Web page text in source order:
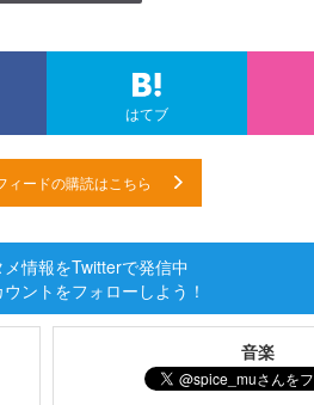
はてブ
ィードの購読はこちら
情報をTwitterで発信中
ントをフォローしよう！
音楽